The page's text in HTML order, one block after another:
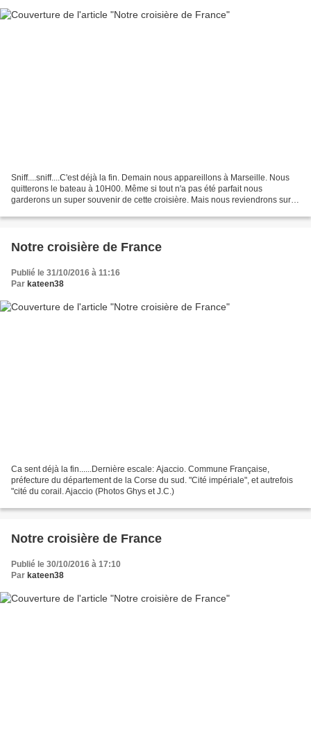
Sniff....sniff....C'est déjà la fin. Demain nous appareillons à Marseille. Nous
quitterons le bateau à 10H00. Même si tout n'a pas été parfait nous
garderons un super souvenir de cette croisière. Mais nous reviendrons sur l'
Notre croisière de France
Publié le 31/10/2016 à 11:16
Par kateen38
Ca sent déjà la fin......Dernière escale: Ajaccio. Commune Française,
préfecture du département de la Corse du sud. "Cité impériale", et autrefois
"cité du corail. Ajaccio (Photos Ghys et J.C.)
Notre croisière de France
Publié le 30/10/2016 à 17:10
Par kateen38